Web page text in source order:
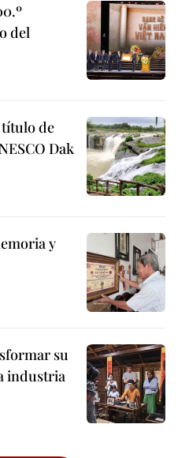
del
de
Dak
y
su
industria